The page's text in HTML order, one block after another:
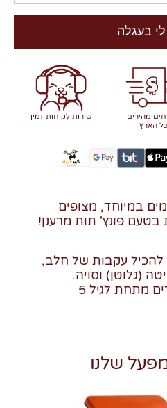
בעגלה
מהירים
הארץ
שירות לקוחות זמין
במיוחד, מצופים
בטעם פונץ' תות מרענן!
להכיל עקבות של חלב,
(גלוטן) וסויה.
מתחת לגיל 5
שלנו